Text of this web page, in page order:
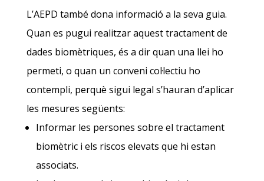
L’AEPD també dona informació a la seva guia.
Quan es pugui realitzar aquest tractament de
dades biomètriques, és a dir quan una llei ho
permeti, o quan un conveni col·lectiu ho
contempli, perquè sigui legal s’hauran d’aplicar
les mesures següents:
Informar les persones sobre el tractament
biomètric i els riscos elevats que hi estan
associats.